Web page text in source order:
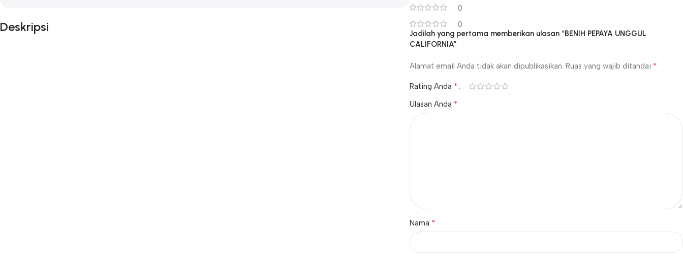
Deskripsi
0
0
Jadilah yang pertama memberikan ulasan “BENIH PEPAYA UNGGUL
CALIFORNIA”
Alamat email Anda tidak akan dipublikasikan. Ruas yang wajib ditandai *
Rating Anda *
Ulasan Anda *
Nama *